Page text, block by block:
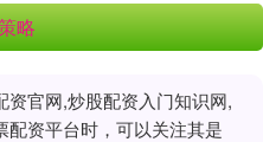
略
官网,炒股配资入门知识网,
配资平台时，可以关注其是